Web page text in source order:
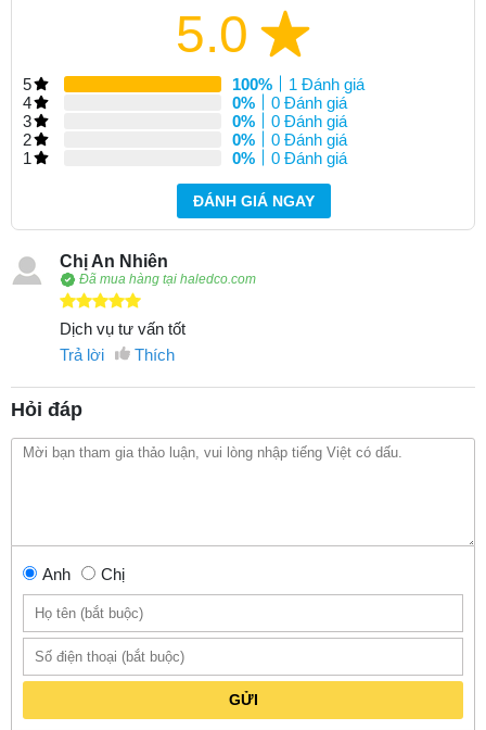
5.0
5 100%
1 Đánh giá
4
0%
0 Đánh giá
3
0%
0 Đánh giá
2
0%
0 Đánh giá
1
0% 0 Đánh giá
ĐÁNH GIÁ NGAY
Chị An Nhiên
Đã mua hàng tại haledco.com
Dịch vụ tư vấn tốt
Trả lời
Thích
Hỏi đáp
Anh Chị
GỬI